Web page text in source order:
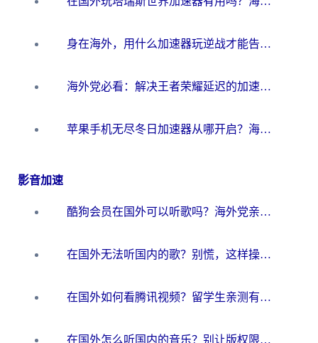
身在海外，用什么加速器玩逆战才能告别延迟？
海外党必看：解决王者荣耀延迟的加速器终极指南——从EVE到猫和老鼠，一个工具全搞定
苹果手机无尽冬日加速器从哪开启？海外玩家的冬日生存指南
影音加速
酷狗会员在国外可以听歌吗？海外党亲测有效：3步解决音乐权限难题
在国外无法听国内的歌？别慌，这样操作就能畅听QQ音乐（附亲测加速器推荐）
在国外如何看腾讯视频？留学生亲测有效的回国加速方案
在国外怎么听国内的音乐？别让版权限制断了你的华语歌单